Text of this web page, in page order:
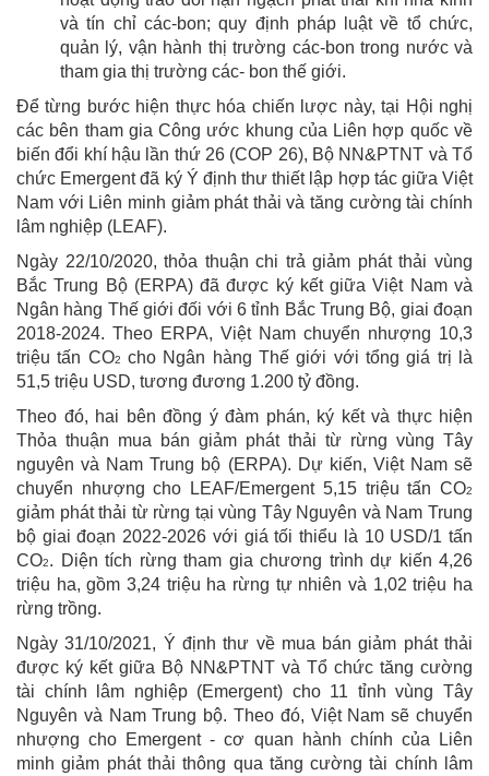
và tín chỉ các-bon; quy định pháp luật về tổ chức,
quản lý, vận hành thị trường các-bon trong nước và
tham gia thị trường các- bon thế giới.
Để từng bước hiện thực hóa chiến lược này, tại Hội nghị
các bên tham gia Công ước khung của Liên hợp quốc về
biến đổi khí hậu lần thứ 26 (COP 26), Bộ NN&PTNT và Tổ
chức Emergent đã ký Ý định thư thiết lập hợp tác giữa Việt
Nam với Liên minh giảm phát thải và tăng cường tài chính
lâm nghiệp (LEAF).
Ngày 22/10/2020, thỏa thuận chi trả giảm phát thải vùng
Bắc Trung Bộ (ERPA) đã được ký kết giữa Việt Nam và
Ngân hàng Thế giới đối với 6 tỉnh Bắc Trung Bộ, giai đoạn
2018-2024. Theo ERPA, Việt Nam chuyển nhượng 10,3
triệu tấn CO2
cho Ngân hàng Thế giới với tổng giá trị là
51,5 triệu USD, tương đương 1.200 tỷ đồng.
Theo đó, hai bên đồng ý đàm phán, ký kết và thực hiện
Thỏa thuận mua bán giảm phát thải từ rừng vùng Tây
nguyên và Nam Trung bộ (ERPA). Dự kiến, Việt Nam sẽ
chuyển nhượng cho LEAF/Emergent 5,15 triệu tấn CO2
giảm phát thải từ rừng tại vùng Tây Nguyên và Nam Trung
bộ giai đoạn 2022-2026 với giá tối thiểu là 10 USD/1 tấn
CO2. Diện tích rừng tham gia chương trình dự kiến 4,26
triệu ha, gồm 3,24 triệu ha rừng tự nhiên và 1,02 triệu ha
rừng trồng.
Ngày 31/10/2021, Ý định thư về mua bán giảm phát thải
được ký kết giữa Bộ NN&PTNT và Tổ chức tăng cường
tài chính lâm nghiệp (Emergent) cho 11 tỉnh vùng Tây
Nguyên và Nam Trung bộ. Theo đó, Việt Nam sẽ chuyển
nhượng cho Emergent - cơ quan hành chính của Liên
minh giảm phát thải thông qua tăng cường tài chính lâm